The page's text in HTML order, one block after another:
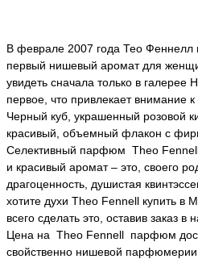
В феврале 2007 года Тео Феннелл
первый нишевый аромат для
увидеть сначала только в галерее
первое, что привлекает внимание
Черный куб, украшенный розовой
красивый, объемный флакон с
Селективный парфюм Theo Fennell
и красивый аромат – это, своего
драгоценность, душистая
хотите духи Theo Fennell купить в
всего сделать это, оставив заказ в
Цена на Theo Fennell парфюм
свойственно нишевой